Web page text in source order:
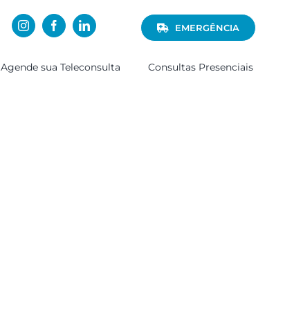
EMERGÊNCIA
Agende sua Teleconsulta Consultas Presenciais